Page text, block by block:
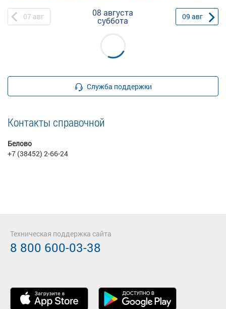
07 авг 08 августа
суббота 09 авг
Служба поддержки
Контакты справочной
Белово
+7 (38452) 2-66-24
Техническая поддержка сайта
8 800 600-03-38